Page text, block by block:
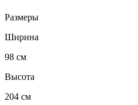
Размеры
Ширина
98 см
Высота
204 см